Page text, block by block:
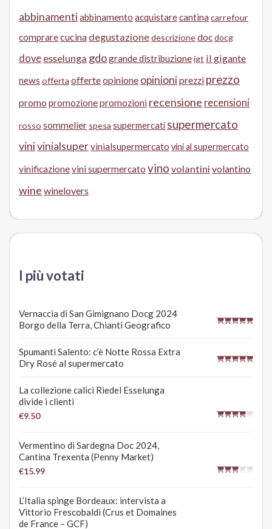
abbinamentiabbinamento acquistarecantina carrefour
comprarecucina degustazionedescrizionedocdocg
dove esselunga gdogrande distribuzioneigt il gigante
news offerta offerteopinione opinioniprezzi prezzo
promo promozionepromozioni recensione recensioni
rosso sommelier spesa supermercati supermercato
vinivinialsupervinialsupermercato vini al supermercato
vinificazionevini supermercato vino volantini volantino
wine winelovers
I più votati
Vernaccia di San Gimignano Docg 2024
Borgo della Terra, Chianti Geografico
Spumanti Salento: c’è Notte Rossa Extra
Dry Rosé al supermercato
La collezione calici Riedel Esselunga
divide i clienti
€9.50
Vermentino di Sardegna Doc 2024,
Cantina Trexenta (Penny Market)
€15.99
L’Italia spinge Bordeaux: intervista a
Vittorio Frescobaldi (Crus et Domaines
de France – GCF)